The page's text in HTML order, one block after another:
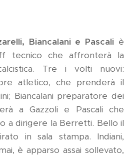
Biancalani e Pascali è
tecnico che affronterà la
Tre i volti nuovi:
atletico, che prenderà il
Biancalani preparatore dei
a Gazzoli e Pascali che
a dirigere la Berretti. Bello il
in sala stampa. Indiani,
è apparso assai sollevato,